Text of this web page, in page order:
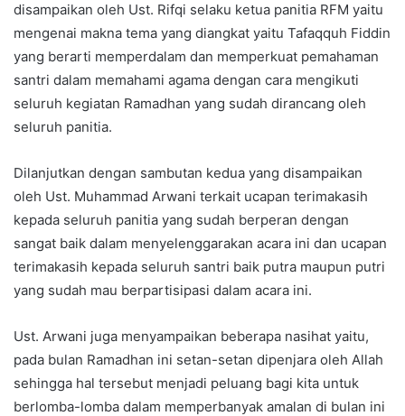
disampaikan oleh Ust. Rifqi selaku ketua panitia RFM yaitu
mengenai makna tema yang diangkat yaitu Tafaqquh Fiddin
yang berarti memperdalam dan memperkuat pemahaman
santri dalam memahami agama dengan cara mengikuti
seluruh kegiatan Ramadhan yang sudah dirancang oleh
seluruh panitia.
Dilanjutkan dengan sambutan kedua yang disampaikan
oleh Ust. Muhammad Arwani terkait ucapan terimakasih
kepada seluruh panitia yang sudah berperan dengan
sangat baik dalam menyelenggarakan acara ini dan ucapan
terimakasih kepada seluruh santri baik putra maupun putri
yang sudah mau berpartisipasi dalam acara ini.
Ust. Arwani juga menyampaikan beberapa nasihat yaitu,
pada bulan Ramadhan ini setan-setan dipenjara oleh Allah
sehingga hal tersebut menjadi peluang bagi kita untuk
berlomba-lomba dalam memperbanyak amalan di bulan ini